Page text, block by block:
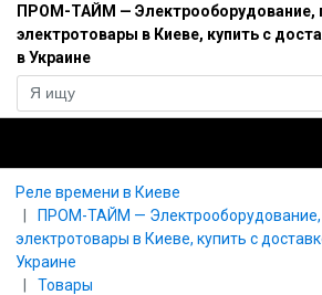
ПРОМ-ТАЙМ — Электрооборудование,
электротовары в Киеве, купить с
в Украине
Реле времени в Киеве
ПРОМ-ТАЙМ — Электрооборудование,
электротовары в Киеве, купить с
Украине
Товары